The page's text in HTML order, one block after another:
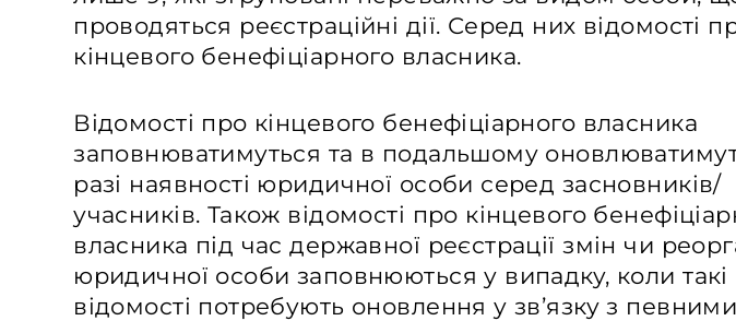
проводяться реєстраційні дії. Серед них відомості
кінцевого бенефіціарного власника.
Відомості про кінцевого бенефіціарного власника
заповнюватимуться та в подальшому
разі наявності юридичної особи серед засновників/
учасників. Також відомості про кінцевого
власника під час державної реєстрації змін чи
юридичної особи заповнюються у випадку, коли такі
відомості потребують оновлення у зв’язку з певними